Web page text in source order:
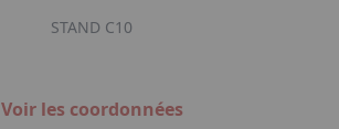
STAND C10
Voir les coordonnées